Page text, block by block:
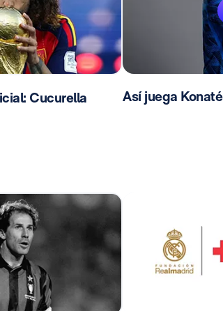
Cucurella Así juega Konaté